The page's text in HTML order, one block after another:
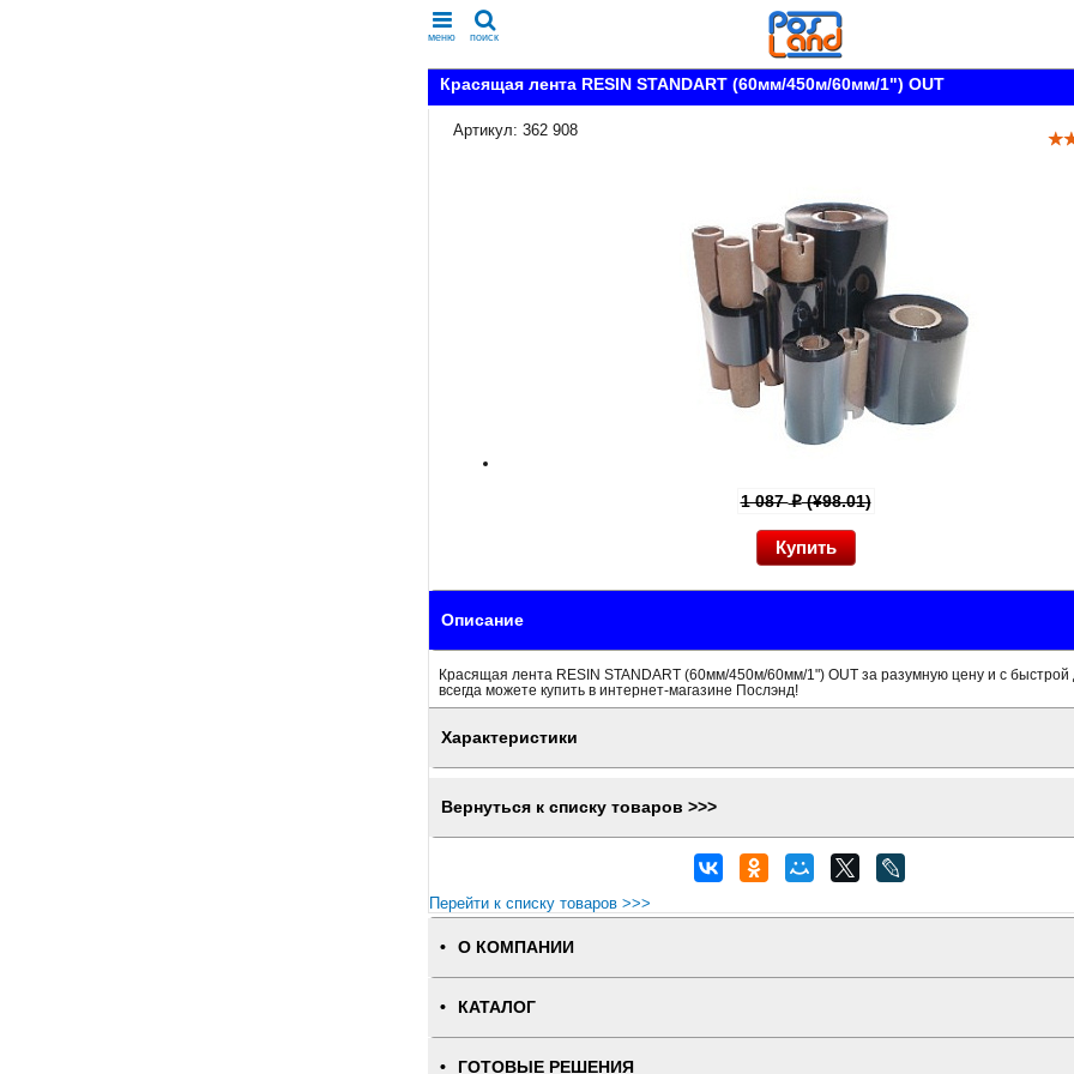
меню поиск
Красящая лента RESIN STANDART (60мм/450м/60мм/1") OUT
Артикул: 362 908
1 087p(¥98.01)
Описание
Красящая лента RESIN STANDART (60мм/450м/60мм/1") OUT за разумную цену и с быстрой
всегда можете купить в интернет-магазине Послэнд!
Характеристики
Вернуться к списку товаров >>>
Перейти к списку товаров >>>
О КОМПАНИИ
КАТАЛОГ
ГОТОВЫЕ РЕШЕНИЯ